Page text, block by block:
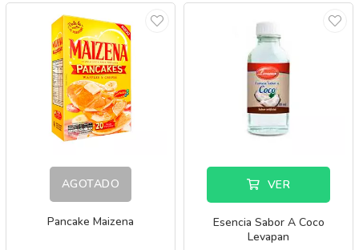
AGOTADO
Pancake Maizena
VER
Esencia Sabor A Coco
Levapan